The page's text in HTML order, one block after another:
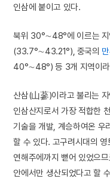
인삼에 붙이고 있다.
북위 30°∼48°에 이르는 지
(33.7°∼43.21°), 중국의
40°∼48°) 등 3개 지역이라
산삼(山蔘)이라고 불리는
인삼산지로서 가장 적합한
기술을 개발, 계승하여온 우
할 수 있다. 고구려시대의
연해주에까지 뻗어 있었으
안에서만 생산되었다고 할